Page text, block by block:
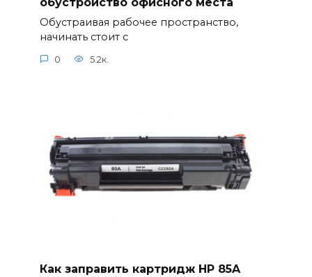
Обустраивая рабочее пространство,
начинать стоит с
0 5.2к.
Как заправить картридж HP 85A